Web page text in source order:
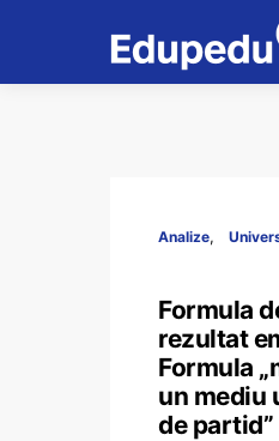
Analize
Formula
rezultat
Formula
un mediu
de partid”